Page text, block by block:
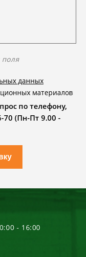
поля
данных
материалов
по телефону,
70 (Пн-Пт 9.00 -
- 16:00